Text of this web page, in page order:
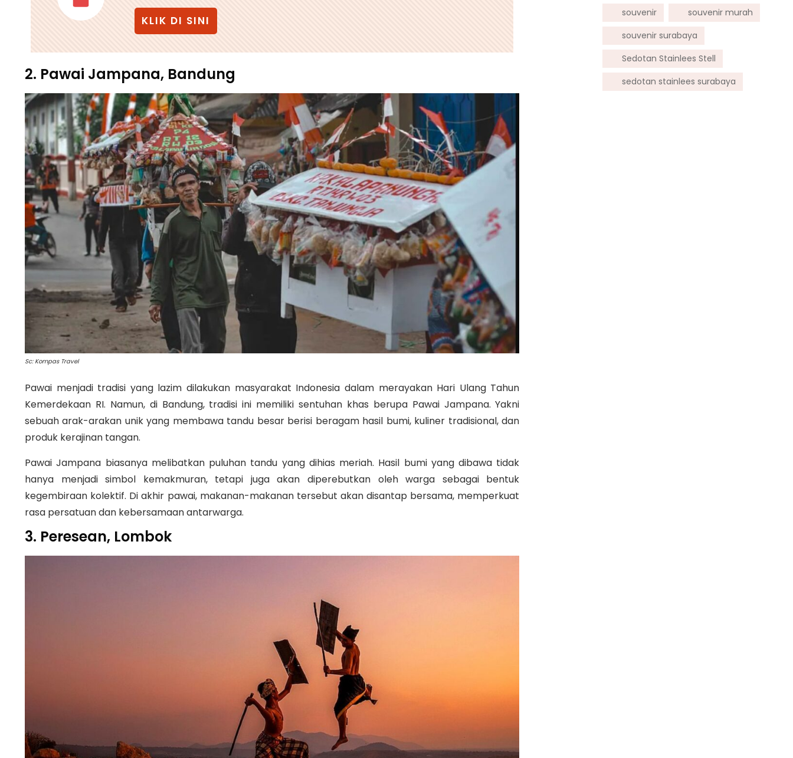
KLIK DI SINI
2. Pawai Jampana, Bandung
Sc: Kompas Travel
Pawai menjadi tradisi yang lazim dilakukan masyarakat Indonesia dalam merayakan Hari Ulang Tahun
Kemerdekaan RI. Namun, di Bandung, tradisi ini memiliki sentuhan khas berupa Pawai Jampana. Yakni
sebuah arak-arakan unik yang membawa tandu besar berisi beragam hasil bumi, kuliner tradisional, dan
produk kerajinan tangan.
Pawai Jampana biasanya melibatkan puluhan tandu yang dihias meriah. Hasil bumi yang dibawa tidak
hanya menjadi simbol kemakmuran, tetapi juga akan diperebutkan oleh warga sebagai bentuk
kegembiraan kolektif. Di akhir pawai, makanan-makanan tersebut akan disantap bersama, memperkuat
rasa persatuan dan kebersamaan antarwarga.
3. Peresean, Lombok
souvenir
souvenir murah
souvenir surabaya
Sedotan Stainlees Stell
sedotan stainlees surabaya